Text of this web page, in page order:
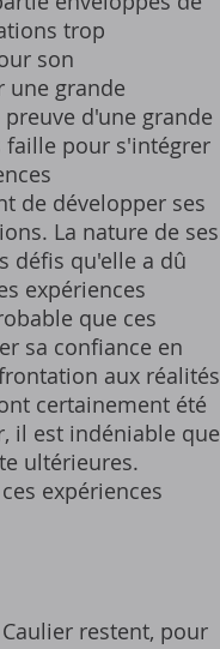
trop
son
une grande
d'une grande
faille pour s'intégrer
de développer ses
La nature de ses
défis qu'elle a dû
expériences
que ces
sa confiance en
aux réalités
certainement été
il est indéniable que
ultérieures.
expériences
restent, pour